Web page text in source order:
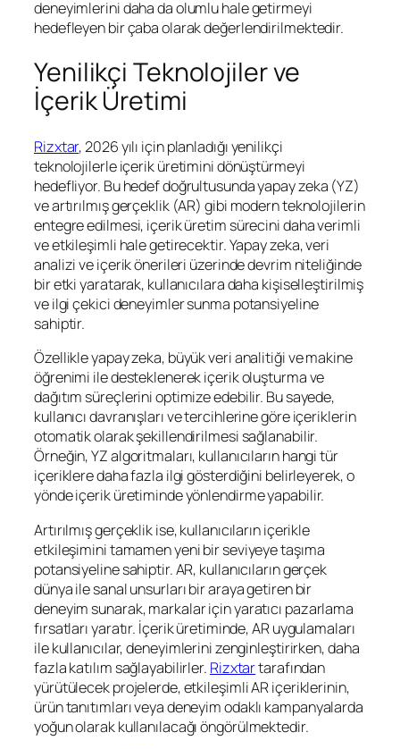
deneyimlerini daha da olumlu hale getirmeyi
hedefleyen bir çaba olarak değerlendirilmektedir.
Yenilikçi Teknolojiler ve
İçerik Üretimi
Rizxtar, 2026 yılı için planladığı yenilikçi
teknolojilerle içerik üretimini dönüştürmeyi
hedefliyor. Bu hedef doğrultusunda yapay zeka (YZ)
ve artırılmış gerçeklik (AR) gibi modern teknolojilerin
entegre edilmesi, içerik üretim sürecini daha verimli
ve etkileşimli hale getirecektir. Yapay zeka, veri
analizi ve içerik önerileri üzerinde devrim niteliğinde
bir etki yaratarak, kullanıcılara daha kişiselleştirilmiş
ve ilgi çekici deneyimler sunma potansiyeline
sahiptir.
Özellikle yapay zeka, büyük veri analitiği ve makine
öğrenimi ile desteklenerek içerik oluşturma ve
dağıtım süreçlerini optimize edebilir. Bu sayede,
kullanıcı davranışları ve tercihlerine göre içeriklerin
otomatik olarak şekillendirilmesi sağlanabilir.
Örneğin, YZ algoritmaları, kullanıcıların hangi tür
içeriklere daha fazla ilgi gösterdiğini belirleyerek, o
yönde içerik üretiminde yönlendirme yapabilir.
Artırılmış gerçeklik ise, kullanıcıların içerikle
etkileşimini tamamen yeni bir seviyeye taşıma
potansiyeline sahiptir. AR, kullanıcıların gerçek
dünya ile sanal unsurları bir araya getiren bir
deneyim sunarak, markalar için yaratıcı pazarlama
fırsatları yaratır. İçerik üretiminde, AR uygulamaları
ile kullanıcılar, deneyimlerini zenginleştirirken, daha
fazla katılım sağlayabilirler. Rizxtartarafından
yürütülecek projelerde, etkileşimli AR içeriklerinin,
ürün tanıtımları veya deneyim odaklı kampanyalarda
yoğun olarak kullanılacağı öngörülmektedir.